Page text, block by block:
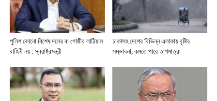
পুলিশ কোনো বিশেষ দলের বা গোষ্ঠীর লাঠিয়াল
বাহিনী নয় : স্বরাষ্ট্রমন্ত্রী
ঢাকাসহ দেশের বিভিন্ন এলাকায় বৃষ্টির
সম্ভাবনা, কমতে পারে তাপমাত্রা